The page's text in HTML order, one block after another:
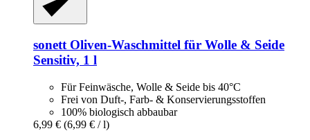
sonett Oliven-​Waschmittel für Wolle & Seide
Sensitiv, 1 l
Für Feinwäsche, Wolle & Seide bis 40°C
Frei von Duft-, Farb- & Konservierungsstoffen
100% biologisch abbaubar
6,99 € (6,99 € / l)